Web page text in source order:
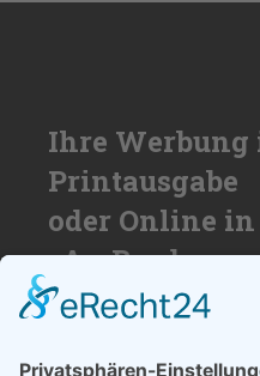
Ihre Werbung
Printausgabe
oder Online
»An Bord«
Nutzen Sie die
50.000 Haushalten